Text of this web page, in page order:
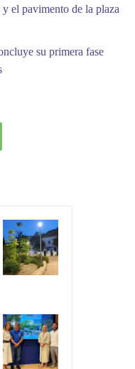
el pavimento de la plaza
su primera fase